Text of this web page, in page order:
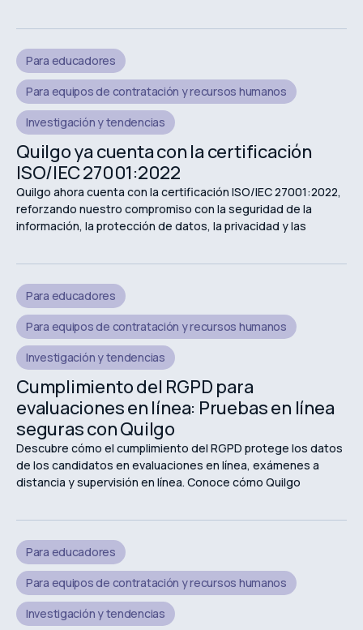
Para educadores
Para equipos de contratación y recursos humanos
Investigación y tendencias
Quilgo ya cuenta con la certificación
ISO/IEC 27001:2022
Quilgo ahora cuenta con la certificación ISO/IEC 27001:2022,
reforzando nuestro compromiso con la seguridad de la
información, la protección de datos, la privacidad y las
Para educadores
Para equipos de contratación y recursos humanos
Investigación y tendencias
Cumplimiento del RGPD para
evaluaciones en línea: Pruebas en línea
seguras con Quilgo
Descubre cómo el cumplimiento del RGPD protege los datos
de los candidatos en evaluaciones en línea, exámenes a
distancia y supervisión en línea. Conoce cómo Quilgo
privacidad.
Para educadores
Para equipos de contratación y recursos humanos
Investigación y tendencias